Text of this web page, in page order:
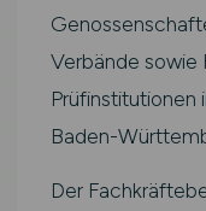
Verbände sowie
Prüfinstitutionen
Baden-
Der